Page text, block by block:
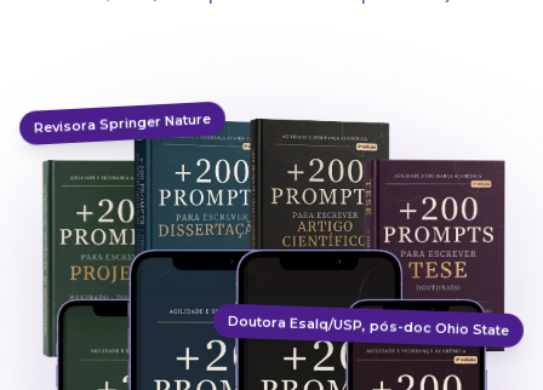
Revisora Springer Nature
Doutora Esalq/USP, pós-doc Ohio State